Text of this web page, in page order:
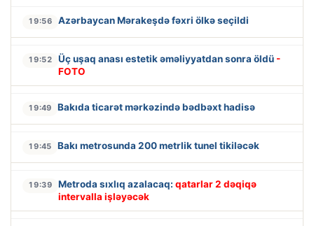
19:56 Azərbaycan Mərakeşdə fəxri ölkə seçildi
19:52 Üç uşaq anası estetik əməliyyatdan sonra öldü -
FOTO
19:49 Bakıda ticarət mərkəzində bədbəxt hadisə
19:45 Bakı metrosunda 200 metrlik tunel tikiləcək
19:39 Metroda sıxlıq azalacaq: qatarlar 2 dəqiqə
intervalla işləyəcək